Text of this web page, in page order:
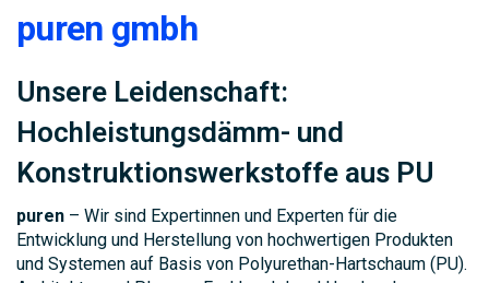
puren gmbh
Unsere Leidenschaft:
Hochleistungsdämm- und
Konstruktionswerkstoffe aus PU
puren – Wir sind Expertinnen und Experten für die
Entwicklung und Herstellung von hochwertigen Produkten
und Systemen auf Basis von Polyurethan-Hartschaum (PU).